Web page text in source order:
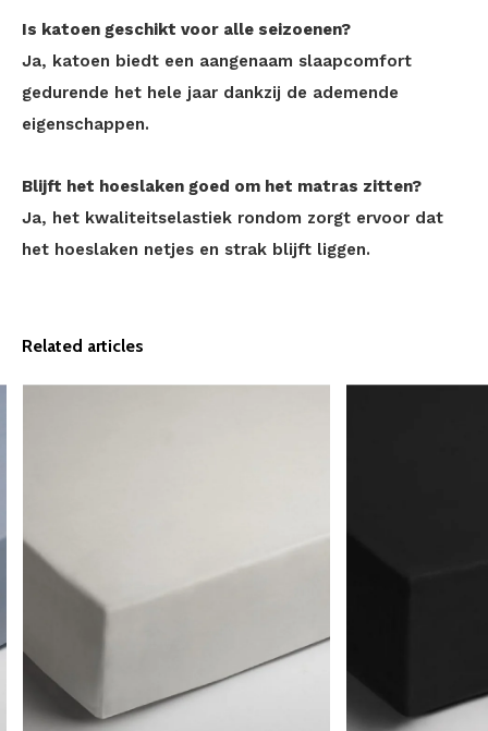
Is katoen geschikt voor alle seizoenen?
Ja, katoen biedt een aangenaam slaapcomfort
gedurende het hele jaar dankzij de ademende
eigenschappen.
Blijft het hoeslaken goed om het matras zitten?
Ja, het kwaliteitselastiek rondom zorgt ervoor dat
het hoeslaken netjes en strak blijft liggen.
Related articles